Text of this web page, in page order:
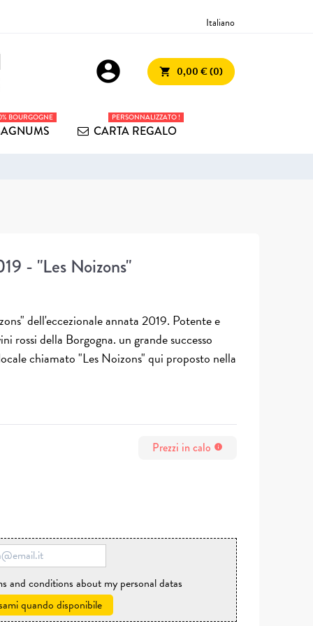
Italiano
account_circle shopping_cart 0,00 € (0)
BOURGOGNE
CARTA REGALO
PERSONNALIZZATO !
- "Les Noizons"
dell'eccezionale annata 2019. Potente e
rossi della Borgogna. un grande successo
chiamato "Les Noizons" qui proposto nella
Prezzi in calo info
and conditions about my personal datas
quando disponibile